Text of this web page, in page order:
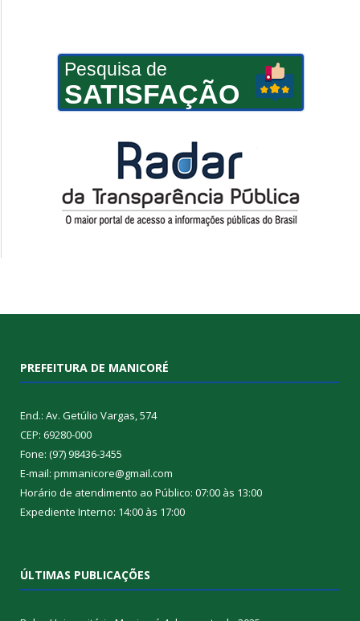
Pesquisa de
SATISFAÇÃO
PREFEITURA DE MANICORÉ
End.: Av. Getúlio Vargas, 574
CEP: 69280-000
Fone: (97) 98436-3455
E-mail: pmmanicore@gmail.com
Horário de atendimento ao Público: 07:00 às 13:00
Expediente Interno: 14:00 às 17:00
ÚLTIMAS PUBLICAÇÕES